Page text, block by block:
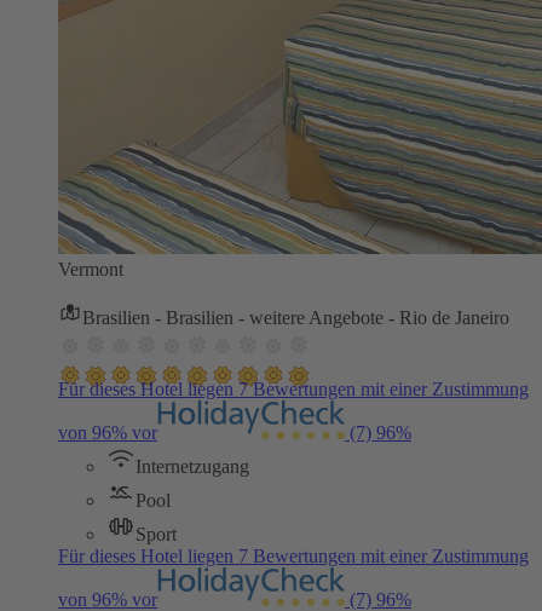
Vermont
Brasilien - Brasilien - weitere Angebote - Rio de Janeiro
Für dieses Hotel liegen 7 Bewertungen mit einer Zustimmung
von 96% vor (7) 96%
Internetzugang
Pool
Sport
Für dieses Hotel liegen 7 Bewertungen mit einer Zustimmung
von 96% vor (7) 96%